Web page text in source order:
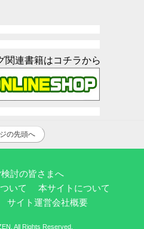
関連書籍はコチラから
の先頭へ
討の皆さまへ
いて
本サイトについて
サイト運営会社概要
All Rights Reserved.